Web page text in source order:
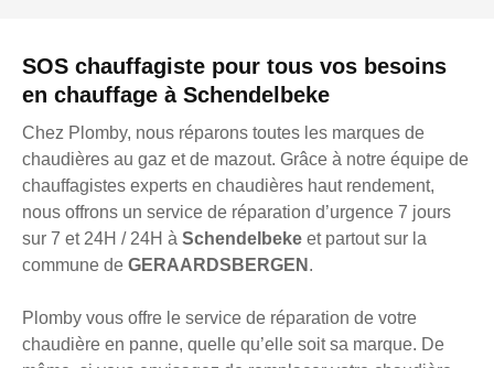
SOS chauffagiste pour tous vos besoins
en chauffage à Schendelbeke
Chez Plomby, nous réparons toutes les marques de
chaudières au gaz et de mazout. Grâce à notre équipe de
chauffagistes experts en chaudières haut rendement,
nous offrons un service de réparation d’urgence 7 jours
sur 7 et 24H / 24H à Schendelbeke et partout sur la
commune de GERAARDSBERGEN .
Plomby vous offre le service de réparation de votre
chaudière en panne, quelle qu’elle soit sa marque. De